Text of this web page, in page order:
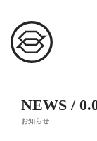
NEWS /
お知らせ